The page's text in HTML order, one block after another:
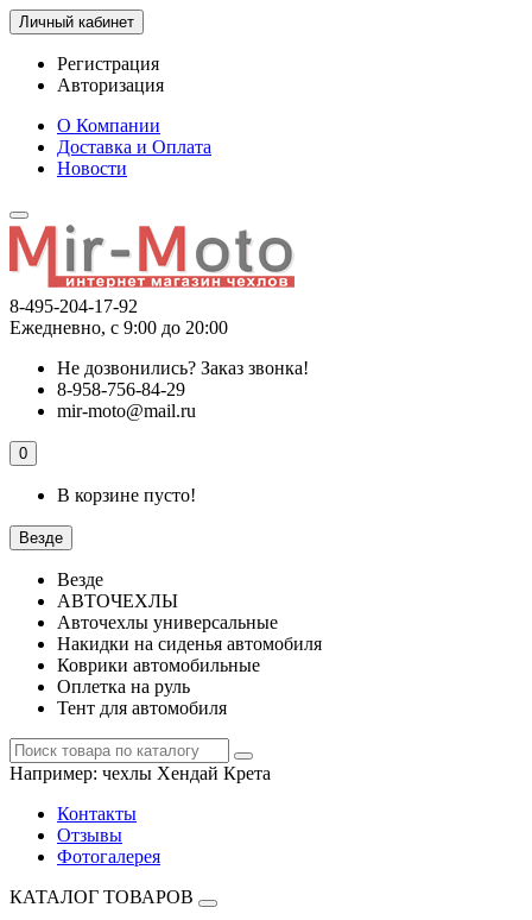
Личный кабинет
Регистрация
Авторизация
О Компании
Доставка и Оплата
Новости
8-495-204-17-92
Ежедневно, с 9:00 до 20:00
Не дозвонились? Заказ звонка!
8-958-756-84-29
mir-moto@mail.ru
0
В корзине пусто!
Везде
Везде
АВТОЧЕХЛЫ
Авточехлы универсальные
Накидки на сиденья автомобиля
Коврики автомобильные
Оплетка на руль
Тент для автомобиля
Например: чехлы Хендай Крета
Контакты
Отзывы
Фотогалерея
КАТАЛОГ ТОВАРОВ